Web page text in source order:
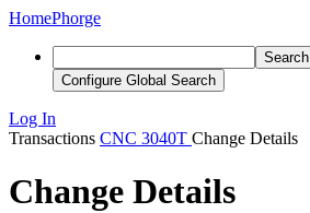
HomePhorge
Search
Configure Global Search
Log In
Transactions CNC 3040T Change Details
Change Details